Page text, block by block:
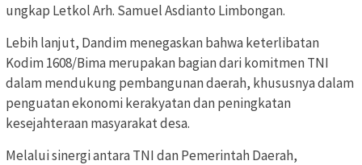
ungkap Letkol Arh. Samuel Asdianto Limbongan.
Lebih lanjut, Dandim menegaskan bahwa keterlibatan
Kodim 1608/Bima merupakan bagian dari komitmen TNI
dalam mendukung pembangunan daerah, khususnya dalam
penguatan ekonomi kerakyatan dan peningkatan
kesejahteraan masyarakat desa.
Melalui sinergi antara TNI dan Pemerintah Daerah,